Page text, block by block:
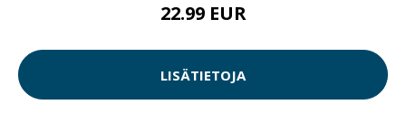
22.99 EUR
LISÄTIETOJA